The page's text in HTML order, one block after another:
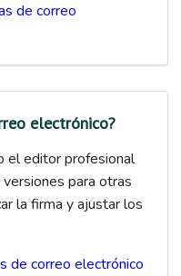
de correo
electrónico?
el editor profesional
para otras
la firma y ajustar los
de correo electrónico